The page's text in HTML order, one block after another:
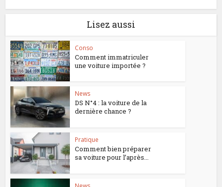
Lisez aussi
Conso
Comment immatriculer
une voiture importée ?
News
DS N°4 : la voiture de la
dernière chance ?
Pratique
Comment bien préparer
sa voiture pour l’après...